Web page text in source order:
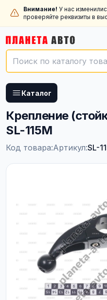
Внимание! У нас
проверяйте реквизиты в
Каталог
Крепление
SL-115M
Код товара:Артикул:SL-